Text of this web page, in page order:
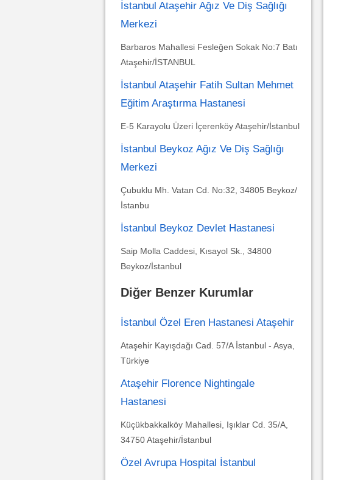
İstanbul Ataşehir Ağız Ve Diş Sağlığı
Merkezi
Barbaros Mahallesi Fesleğen Sokak No:7 Batı
Ataşehir/İSTANBUL
İstanbul Ataşehir Fatih Sultan Mehmet
Eğitim Araştırma Hastanesi
E-5 Karayolu Üzeri İçerenköy Ataşehir/İstanbul
İstanbul Beykoz Ağız Ve Diş Sağlığı
Merkezi
Çubuklu Mh. Vatan Cd. No:32, 34805 Beykoz/
İstanbu
İstanbul Beykoz Devlet Hastanesi
Saip Molla Caddesi, Kısayol Sk., 34800
Beykoz/İstanbul
Diğer Benzer Kurumlar
İstanbul Özel Eren Hastanesi Ataşehir
Ataşehir Kayışdağı Cad. 57/A İstanbul - Asya,
Türkiye
Ataşehir Florence Nightingale
Hastanesi
Küçükbakkalköy Mahallesi, Işıklar Cd. 35/A,
34750 Ataşehir/İstanbul
Özel Avrupa Hospital İstanbul